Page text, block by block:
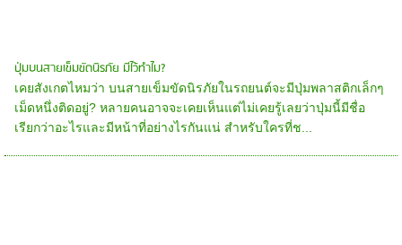
ปุ่มบนสายเข็มขัดนิรภัย มีไว้ทำไม?
เคยสังเกตไหมว่า บนสายเข็มขัดนิรภัยในรถยนต์จะมีปุ่มพลาสติกเล็กๆ
เม็ดหนึ่งติดอยู่? หลายคนอาจจะเคยเห็นแต่ไม่เคยรู้เลยว่าปุ่มนี้มีชื่อ
เรียกว่าอะไรและมีหน้าที่อย่างไรกันแน่ สำหรับใครที่ช...